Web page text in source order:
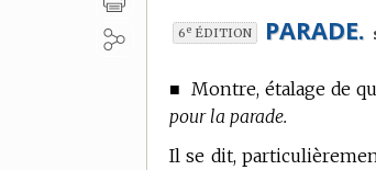
6e ÉDITION PARADE.
■ Montre, étalage de
pour la parade.
Il se dit,